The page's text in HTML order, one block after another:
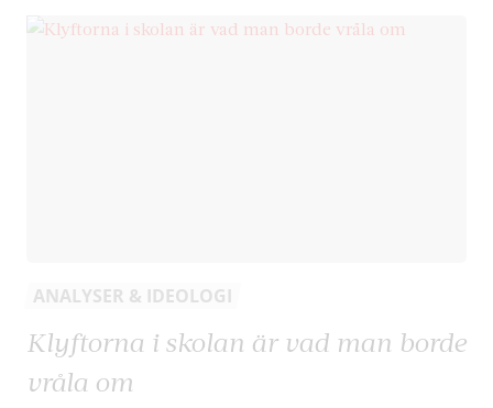
ANALYSER & IDEOLOGI
Klyftorna i skolan är vad man borde
vråla om